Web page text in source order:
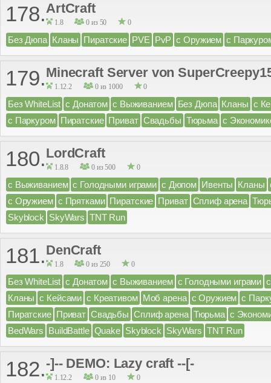
178.ArtCraft
1.8 0 из 50 0
Без Дюпа Кланы Пиратские PVE PvP с Оружием с
179.Minecraft Server von
1.12.2 0 из 1000 0
Без WhiteList с Донатом с Выживанием Без Дюпа Кланы с
с Паркуром Пиратские Приват Свадьбы Тюрьма с
180.LordCraft
1.8.8 0 из 500 0
с Выживанием с Голодными играми с Дюпом Ивенты Кланы
с Оружием с Прятками Пиратские Приват Сплиф арена
Skyblock SkyWars TNT Run
181.DenCraft
1.8 0 из 250 0
Без WhiteList с Донатом с Выживанием с Голодными играми
Кланы с Кейсами с Креативом Моб арена с Оружием с
Пиратские Приват Свадьбы Сплиф арена Тюрьма с
BedWars BuildBattle Quake Skyblock SkyWars TNT Run
182.-]-- DEMO: Lazy craft --[-
1.12.2 0 из 10 0